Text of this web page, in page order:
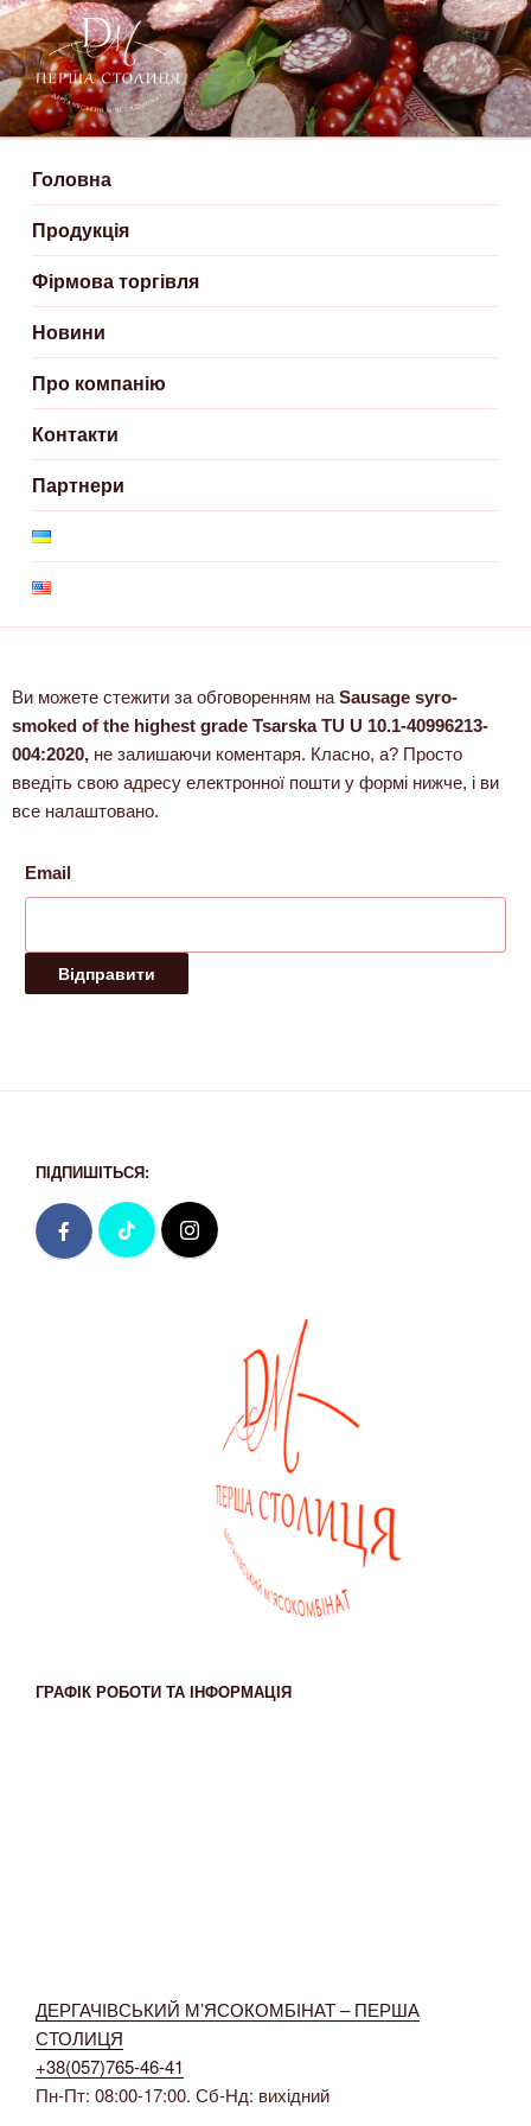
ДЕРГАЧІВСЬКИЙ М’ЯСОКОМБІНАТ
– ПЕРША СТОЛИЦЯ
Створюємо смачні м'ясні продукти
Головна
Продукція
Фірмова торгівля
Новини
Про компанію
Контакти
Партнери
Ви можете стежити за обговоренням наSausage syro-
smoked of the highest grade Tsarska TU U 10.1-40996213-
004:2020, не залишаючи коментаря. Класно, а? Просто
введіть свою адресу електронної пошти у формі нижче, і ви
все налаштовано.
Email
ПІДПИШІТЬСЯ:
ГРАФІК РОБОТИ ТА ІНФОРМАЦІЯ
ДЕРГАЧІВСЬКИЙ М’ЯСОКОМБІНАТ – ПЕРША
СТОЛИЦЯ
+38(057)765-46-41
Пн-Пт: 08:00-17:00. Сб-Нд: вихідний